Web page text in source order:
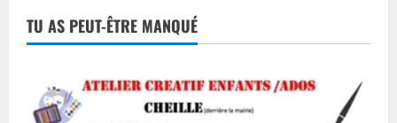
Yoga
de
Samara
TU AS PEUT-ÊTRE MANQUÉ